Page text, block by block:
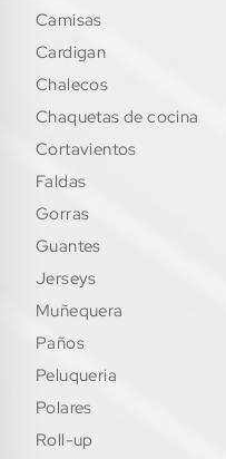
camisas
cardigan
chalecos
chaquetas de cocina
cortavientos
faldas
gorras
guantes
jerseys
muñequera
paños
peluqueria
polares
roll-up